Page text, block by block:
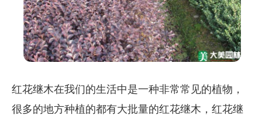
红花继木在我们的生活中是一种非常常见的植物，
很多的地方种植的都有大批量的红花继木，红花继